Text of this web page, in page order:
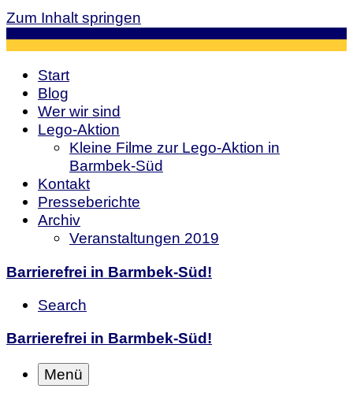
Zum Inhalt springen
Start
Blog
Wer wir sind
Lego-Aktion
Kleine Filme zur Lego-Aktion in
Barmbek-Süd
Kontakt
Presseberichte
Archiv
Veranstaltungen 2019
Barrierefrei in Barmbek-Süd!
Search
Barrierefrei in Barmbek-Süd!
Menü